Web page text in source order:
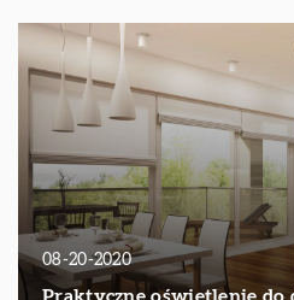
08-20-2020